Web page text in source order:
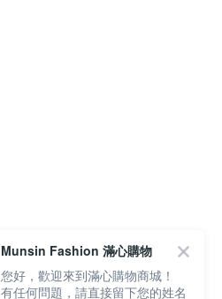
Munsin Fashion 滿心購物
您好，歡迎來到滿心購物商城！
有任何問題，請直接留下您的姓名